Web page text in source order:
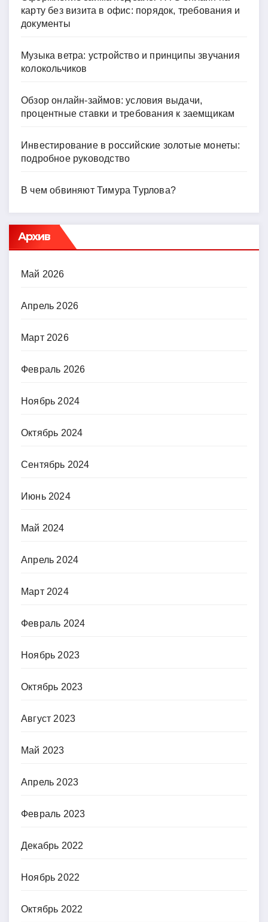
карту без визита в офис: порядок, требования и
документы
Музыка ветра: устройство и принципы звучания
колокольчиков
Обзор онлайн-займов: условия выдачи,
процентные ставки и требования к заемщикам
Инвестирование в российские золотые монеты:
подробное руководство
В чем обвиняют Тимура Турлова?
Архив
Май 2026
Апрель 2026
Март 2026
Февраль 2026
Ноябрь 2024
Октябрь 2024
Сентябрь 2024
Июнь 2024
Май 2024
Апрель 2024
Март 2024
Февраль 2024
Ноябрь 2023
Октябрь 2023
Август 2023
Май 2023
Апрель 2023
Февраль 2023
Декабрь 2022
Ноябрь 2022
Октябрь 2022